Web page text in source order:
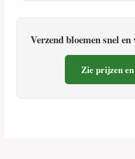
Verzend bloemen snel
Zie prijzen